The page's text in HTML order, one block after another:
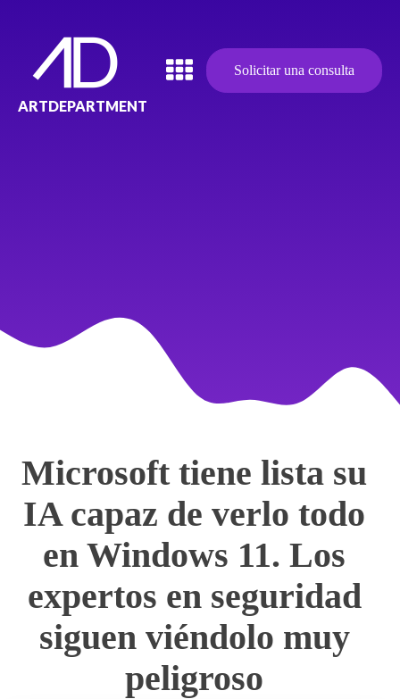
ARTDEPARTMENT
Solicitar una consulta
Microsoft tiene lista su
IA capaz de verlo todo
en Windows 11. Los
expertos en seguridad
siguen viéndolo muy
peligroso